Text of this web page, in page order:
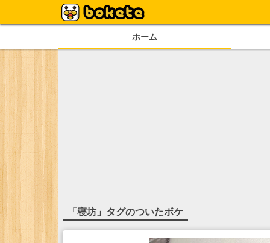
ホーム
「寝坊 」タグのついたボケ